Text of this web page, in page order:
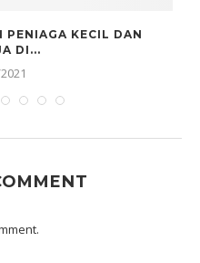
PENIAGA KECIL DAN
DI...